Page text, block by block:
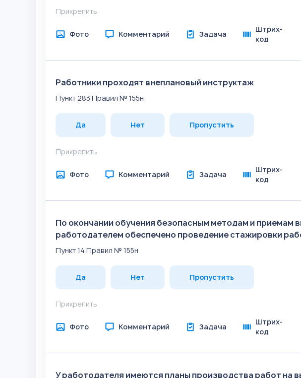
Прикрепить
Фото Комментарий Задача
Штрих-
код
Работники проходят внеплановый инструктаж
Пункт 283 Правил № 155н
Да Нет Пропустить
Прикрепить
Фото Комментарий Задача
Штрих-
код
По окончании обучения безопасным методам и приемам
работодателем обеспечено проведение стажировки
Пункт 14 Правил № 155н
Да Нет Пропустить
Прикрепить
Фото Комментарий Задача
Штрих-
код
У работодателя имеются планы производства работ на